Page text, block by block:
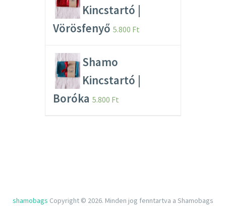
Kincstartó |
Vörösfenyő 5.800 Ft
Shamo
Kincstartó |
Boróka 5.800 Ft
shamobags Copyright © 2026. Minden jog fenntartva a Shamobags